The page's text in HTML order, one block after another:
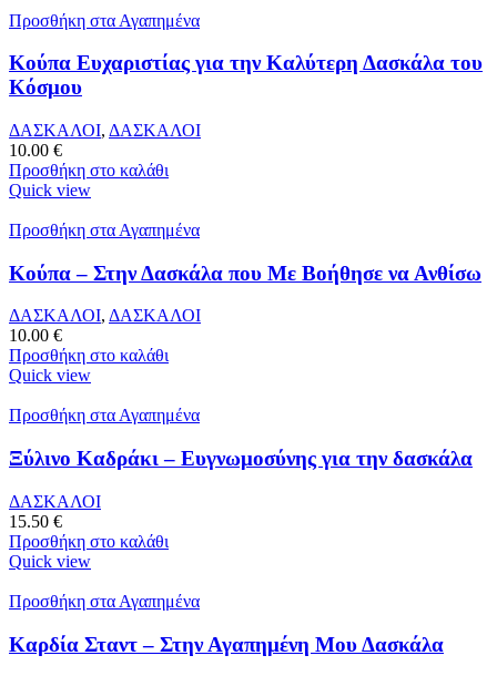
Προσθήκη στα Αγαπημένα
Κούπα Ευχαριστίας για την Καλύτερη Δασκάλα του
Κόσμου
ΔΑΣΚΑΛΟΙ, ΔΑΣΚΑΛΟΙ
10.00 €
Προσθήκη στο καλάθι
Quick view
Προσθήκη στα Αγαπημένα
Κούπα – Στην Δασκάλα που Με Βοήθησε να Ανθίσω
ΔΑΣΚΑΛΟΙ, ΔΑΣΚΑΛΟΙ
10.00 €
Προσθήκη στο καλάθι
Quick view
Προσθήκη στα Αγαπημένα
Ξύλινο Καδράκι – Ευγνωμοσύνης για την δασκάλα
ΔΑΣΚΑΛΟΙ
15.50 €
Προσθήκη στο καλάθι
Quick view
Προσθήκη στα Αγαπημένα
Καρδία Σταντ – Στην Αγαπημένη Μου Δασκάλα